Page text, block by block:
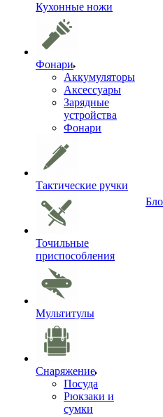
Кухонные ножи
Фонари
Аккумуляторы
Аксессуары
Зарядные
устройства
Фонари
Тактические ручки
Точильные
приспособления
Мультитулы
Снаряжение
Посуда
Рюкзаки и
сумки